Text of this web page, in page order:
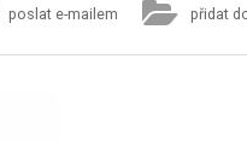
poslat e-mailem přidat